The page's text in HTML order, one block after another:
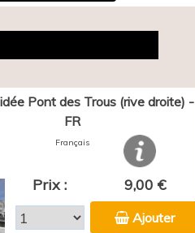
Pont des Trous (rive droite) -
FR
Français
Prix : 9,00 €
Ajouter